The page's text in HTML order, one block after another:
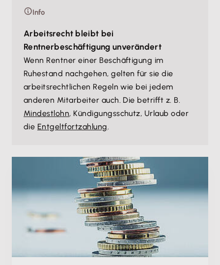
Info
Arbeitsrecht bleibt bei
Rentnerbeschäftigung unverändert
Wenn Rentner einer Beschäftigung im
Ruhestand nachgehen, gelten für sie die
arbeitsrechtlichen Regeln wie bei jedem
anderen Mitarbeiter auch. Die betrifft z. B.
Mindestlohn, Kündigungsschutz, Urlaub oder
die Entgeltfortzahlung.